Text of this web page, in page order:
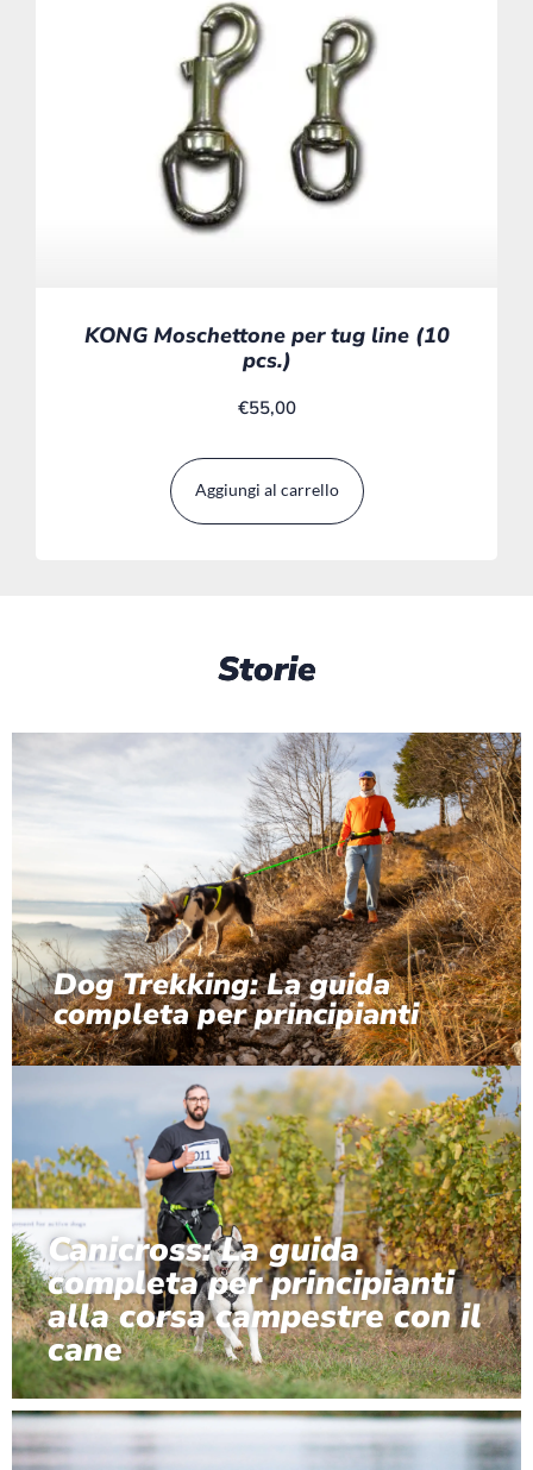
KONG Moschettone per tug line (10
pcs.)
€55,00
Aggiungi al carrello
Storie
Dog Trekking: La guida
completa per principianti
Canicross: La guida
completa per principianti
alla corsa campestre con il
cane